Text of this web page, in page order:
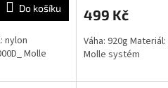
Do košíku
nylon
Molle
je
z
5
499 Kč
Váha: 920g
Molle systém